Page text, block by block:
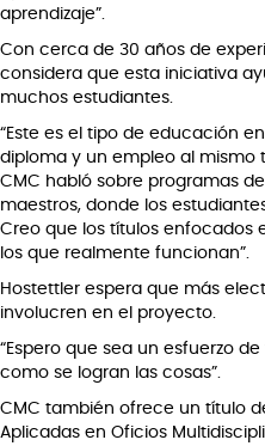
aprendizaje”.
Con cerca de 30 años de
considera que esta iniciativa
muchos estudiantes.
“Este es el tipo de educación
diploma y un empleo al mismo
CMC habló sobre programas
maestros, donde los
Creo que los títulos enfocados
los que realmente funcionan”.
Hostettler espera que más
involucren en el proyecto.
“Espero que sea un esfuerzo
como se logran las cosas”.
CMC también ofrece un título
Aplicadas en Oficios